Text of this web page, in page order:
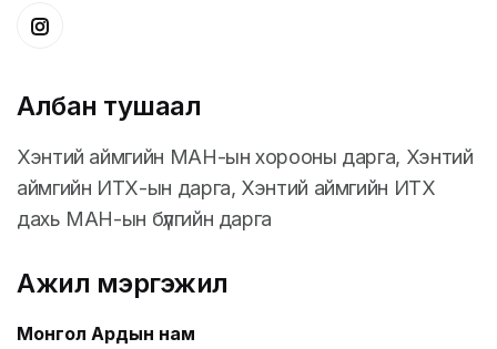
Албан тушаал
Хэнтий аймгийн МАН-ын хорооны дарга, Хэнтий
аймгийн ИТХ-ын дарга, Хэнтий аймгийн ИТХ
дахь МАН-ын бүлгийн дарга
Ажил мэргэжил
Монгол Ардын нам